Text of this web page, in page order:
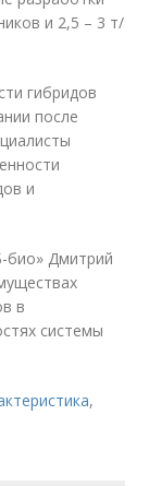
и 2,5 – 3 т/
гибридов
после
и
био» Дмитрий
в
системы
,